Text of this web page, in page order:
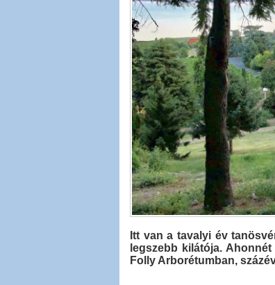
Itt van a tavalyi év
legszebb kilátója.
Folly Arborétumban,